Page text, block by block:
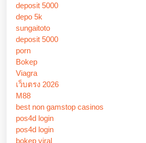
deposit 5000
depo 5k
sungaitoto
deposit 5000
porn
Bokep
Viagra
เว็บตรง 2026
M88
best non gamstop casinos
pos4d login
pos4d login
bokep viral